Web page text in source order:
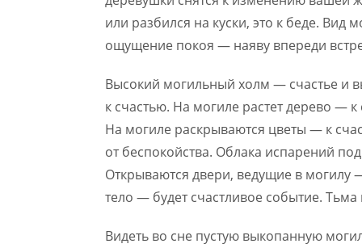
или разбился на куски, это к беде. Вид
ощущение покоя — наяву впереди
Высокий могильный холм — счастье и
к счастью. На могиле растет дерево —
На могиле раскрываются цветы — к
от беспокойства. Облака испарений
Открываются двери, ведущие в могилу
тело — будет счастливое событие.
Видеть во сне пустую выкопанную